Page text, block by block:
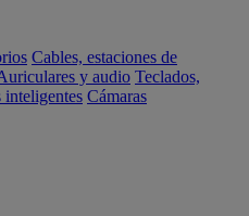
Cables, estaciones de
y audio Teclados,
Cámaras